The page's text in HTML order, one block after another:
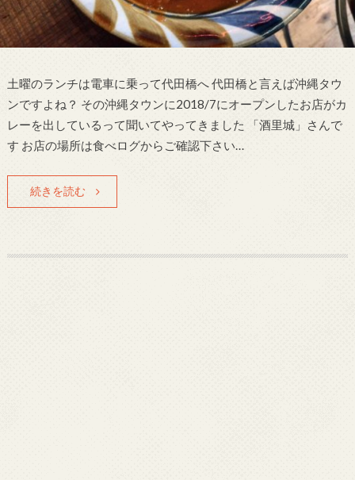
土曜のランチは電車に乗って代田橋へ 代田橋と言えば沖縄タウ
ンですよね？ その沖縄タウンに2018/7にオープンしたお店がカ
レーを出しているって聞いてやってきました 「酒里城」さんで
す お店の場所は食べログからご確認下さい…
続きを読む